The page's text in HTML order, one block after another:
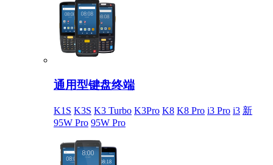
通用型键盘终端
K1S K3S K3 Turbo K3Pro K8 K8 Pro i3 Pro i3 新
95W Pro 95W Pro